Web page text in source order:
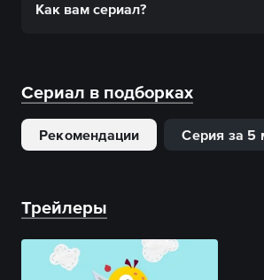
Как вам сериал?
Сериал в подборках
Рекомендации Серия за 5
Трейлеры